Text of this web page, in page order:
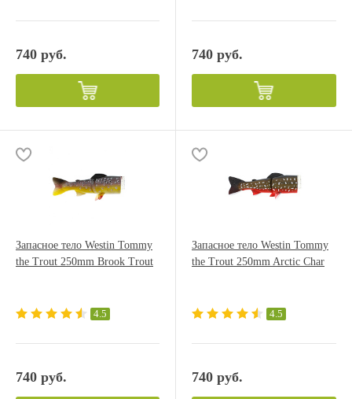
740 руб. 740 руб.
Запасное тело Westin Tommy
the Trout 250mm Brook Trout
4.5
740 руб.
Запасное тело Westin Tommy
the Trout 250mm Arctic Char
4.5
740 руб.